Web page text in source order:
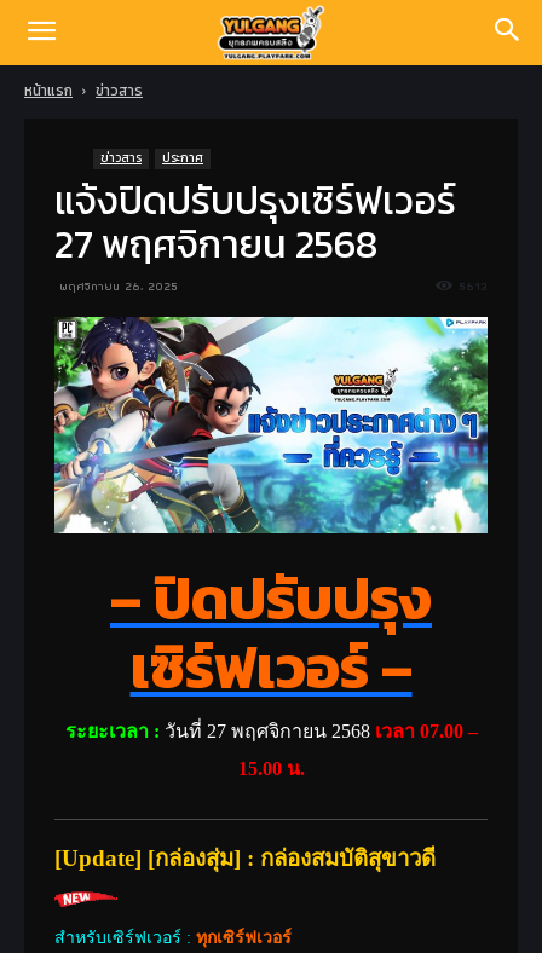
หน้าแรก ข่าวสาร
ข่าวสาร ประกาศ
แจ้งปิดปรับปรุงเซิร์ฟเวอร์
27 พฤศจิกายน 2568
พฤศจิกายน 26, 2025 5613
– ปิดปรับปรุง
เซิร์ฟเวอร์ –
ระยะเวลา : วันที่ 27 พฤศจิกายน 2568 เวลา 07.00 –
15.00 น.
[Update] [กล่องสุ่ม] : กล่องสมบัติสุขาวดี
สำหรับเซิร์ฟเวอร์ : ทุกเซิร์ฟเวอร์